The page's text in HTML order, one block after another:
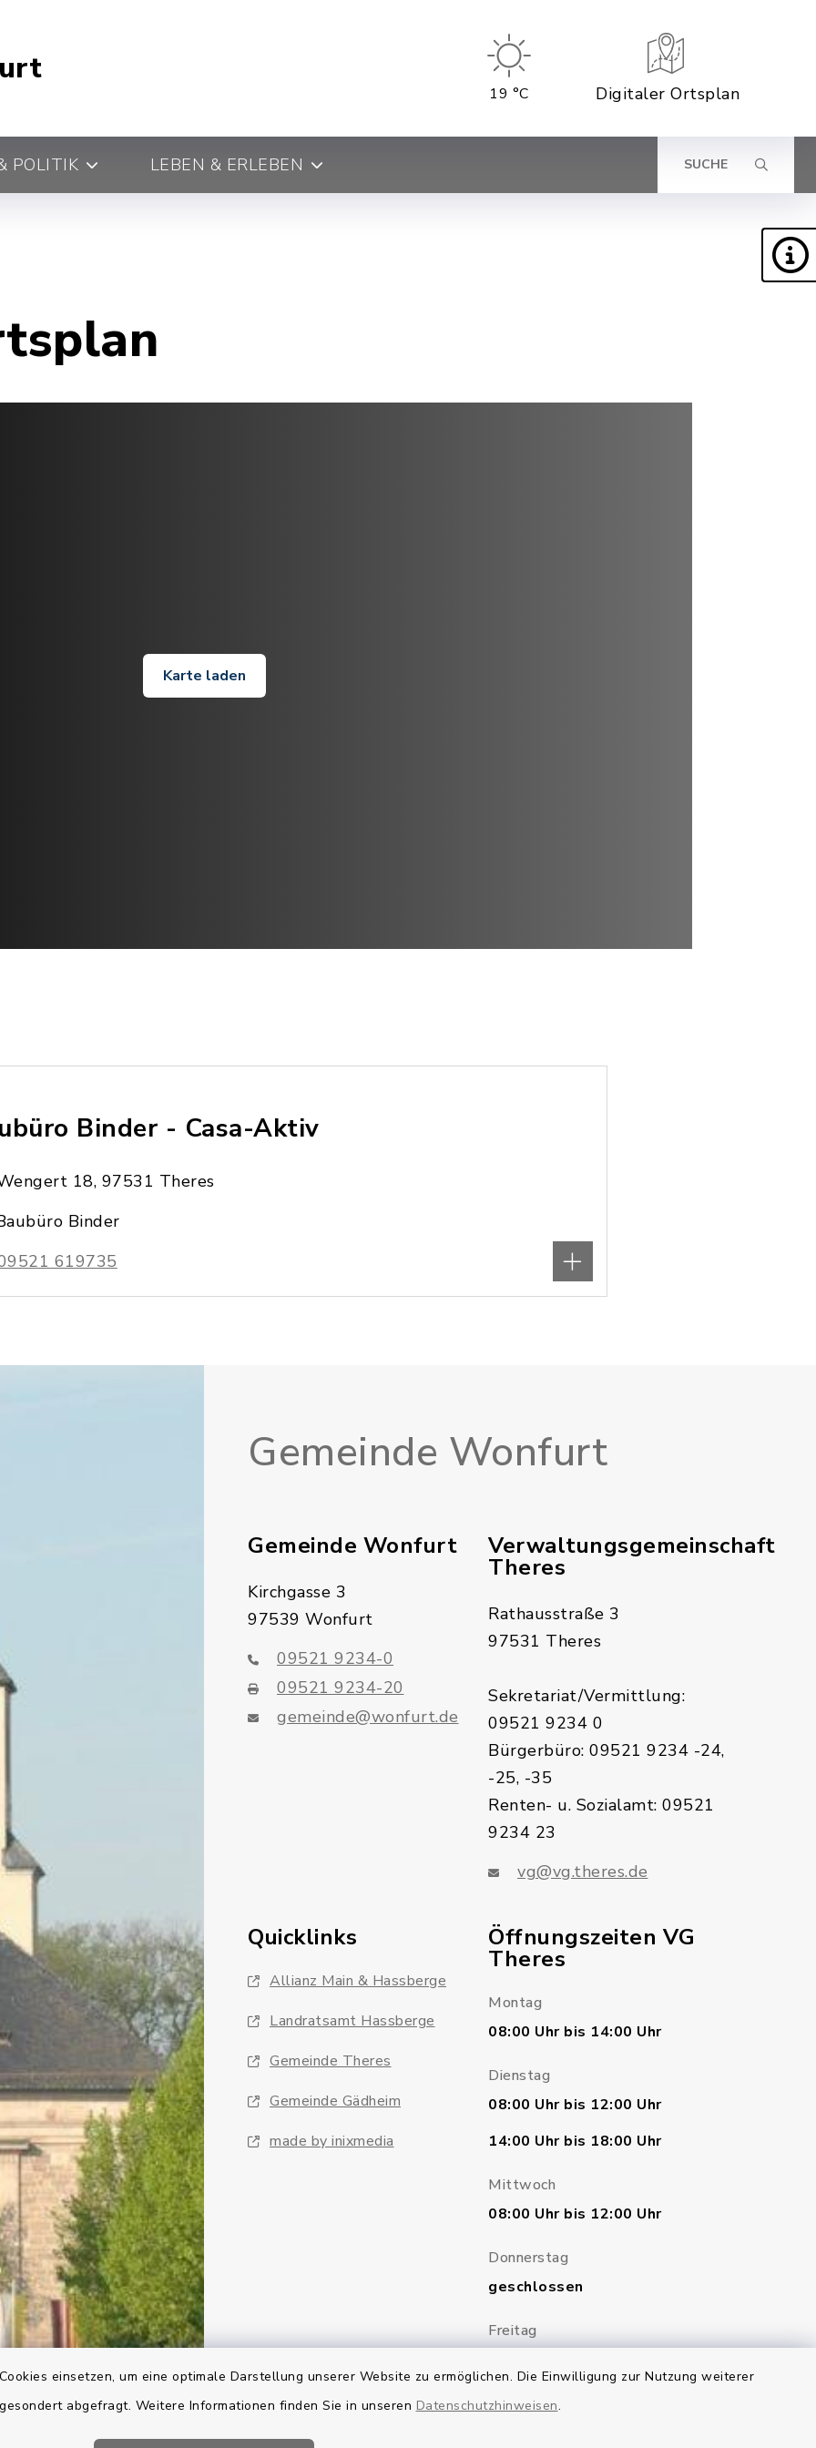
einsetzen, um eine optimale Darstellung unserer Website zu ermöglichen. Die Einwilligung zur Nutzung weiterer
abgefragt. Weitere Informationen finden Sie in unseren Datenschutzhinweisen.
19 °C Digitaler Ortsplan
POLITIK LEBEN & ERLEBEN SUCHE
Karte laden
Binder - Casa-Aktiv
18, 97531 Theres
Binder
619735
Gemeinde Wonfurt
Gemeinde Wonfurt
Kirchgasse 3
97539 Wonfurt
09521 9234-0
09521 9234-20
gemeinde@wonfurt.de
Verwaltungsgemeinschaft
Theres
Rathausstraße 3
97531 Theres
Sekretariat/Vermittlung:
09521 9234 0
Bürgerbüro: 09521 9234 -24,
-25, -35
Renten- u. Sozialamt: 09521
9234 23
vg@vg.theres.de
Quicklinks
Allianz Main & Hassberge
Landratsamt Hassberge
Gemeinde Theres
Gemeinde Gädheim
made by inixmedia
Öffnungszeiten VG
Theres
Montag
08:00 Uhr bis 14:00 Uhr
Dienstag
08:00 Uhr bis 12:00 Uhr
14:00 Uhr bis 18:00 Uhr
Mittwoch
08:00 Uhr bis 12:00 Uhr
Donnerstag
geschlossen
Freitag